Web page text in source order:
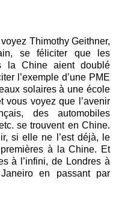
Thimothy Geithner,
se féliciter que les
la Chine aient doublé
l’exemple d’une PME
solaires à une école
vous voyez que l’avenir
des automobiles
se trouvent en Chine.
si elle ne l’est déjà, le
à la Chine. Et
à l’infini, de Londres à
en passant par